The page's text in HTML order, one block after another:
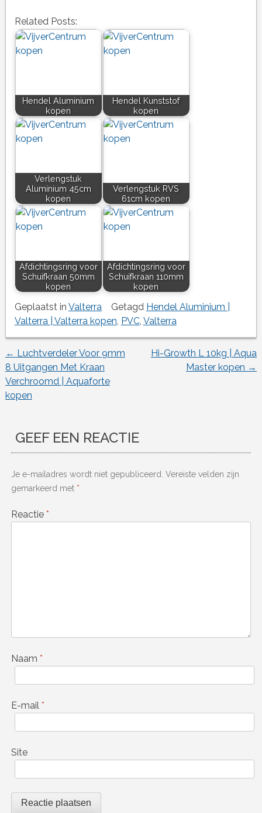
Related Posts:
Hendel Aluminium
kopen
Hendel Kunststof
kopen
Verlengstuk
Aluminium 45cm
kopen
Verlengstuk RVS
61cm kopen
Afdichtingsring voor
Schuifkraan 50mm
kopen
Afdichtingsring voor
Schuifkraan 110mm
kopen
Geplaatst in Valterra Getagd Hendel Aluminium |
Valterra | Valterra kopen PVC, Valterra
Berichtnavigatie
← Luchtverdeler Voor 9mm
8 Uitgangen Met Kraan
Verchroomd | Aquaforte
kopen
Hi-Growth L 10kg | Aqua
Master kopen →
GEEF EEN REACTIE
Je e-mailadres wordt niet gepubliceerd. Vereiste velden zijn
gemarkeerd met *
Reactie *
Naam *
E-mail *
Site